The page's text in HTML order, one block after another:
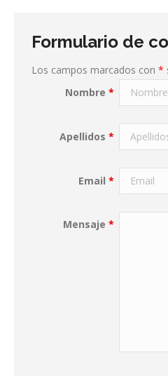
Formulario de
Los campos marcados con *
Nombre*
Apellidos*
Email*
Mensaje*